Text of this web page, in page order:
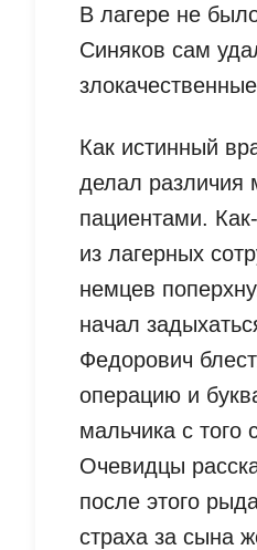
В лагере не
Синяков сам
Как истинный
делал различия
пациентами.
из лагерных
немцев
начал
Федорович
операцию и
мальчика с того
Очевидцы
после этого
страха за сына